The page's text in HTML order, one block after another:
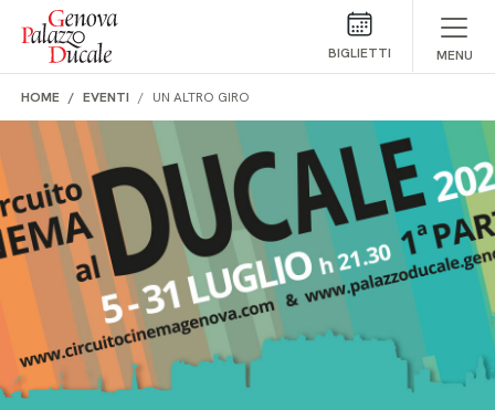
Salta al contenuto
BIGLIETTI MENU
HOME EVENTI UN ALTRO GIRO